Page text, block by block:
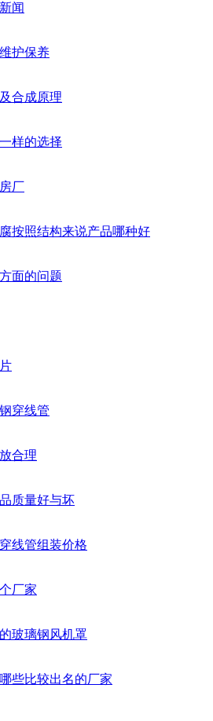
闻
护保养
合成原理
样的选择
厂
按照结构来说产品哪种好
面的问题
穿线管
合理
质量好与坏
线管组装价格
厂家
玻璃钢风机罩
些比较出名的厂家